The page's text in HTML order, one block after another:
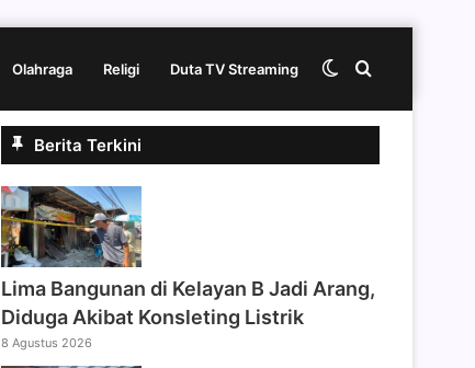
Olahraga Religi Duta TV Streaming Cari
Switch
Berita Terkini
Lima Bangunan di Kelayan B Jadi Arang,
Diduga Akibat Konsleting Listrik
8 Agustus 2026